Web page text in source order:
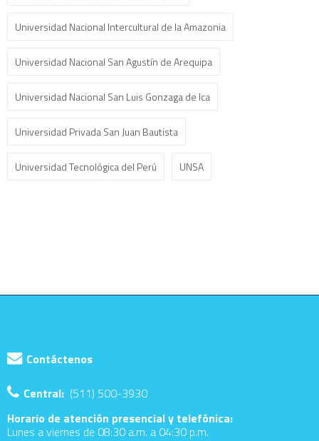
Universidad Nacional Intercultural de la Amazonia
Universidad Nacional San Agustín de Arequipa
Universidad Nacional San Luis Gonzaga de Ica
Universidad Privada San Juan Bautista
Universidad Tecnológica del Perú UNSA
Contáctenos
Central: (511) 500-3930
Horario de atención presencial y telefónica:
Lunes a viernes de 08:30 a.m. a 04:30 p.m.